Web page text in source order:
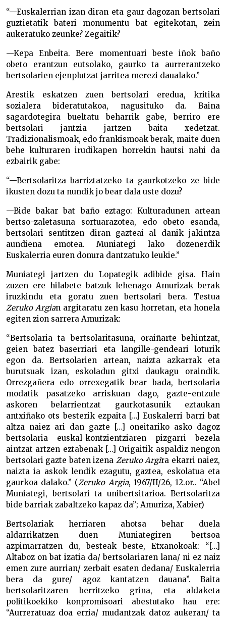
“—Euskalerrian izan diran eta gaur dagozan bertsolari
guztietatik bateri monumentu bat egitekotan, zein
aukeratuko zeunke? Zegaitik?
—Kepa Enbeita. Bere momentuari beste iñok baño
obeto erantzun eutsolako, gaurko ta aurrerantzeko
bertsolarien ejenplutzat jarritea merezi daualako.”
Arestik eskatzen zuen bertsolari eredua, kritika
sozialera bideratutakoa, nagusituko da. Baina
sagardotegira bueltatu beharrik gabe, berriro ere
bertsolari jantzia jartzen baita xedetzat.
Tradizionalismoak, edo frankismoak berak, maite duen
behe kulturaren irudikapen horrekin hautsi nahi da
ezbairik gabe:
“—Bertsolaritza barriztatzeko ta gaurkotzeko ze bide
ikusten dozu ta nundik jo bear dala uste dozu?
—Bide bakar bat baño eztago: Kulturadunen artean
bertso-zaletasuna sortuarazotea, edo obeto esanda,
bertsolari sentitzen diran gazteai al danik jakintza
aundiena emotea. Muniategi lako dozenerdik
Euskalerria euren donura dantzatuko leukie.”
Muniategi jartzen du Lopategik adibide gisa. Hain
zuzen ere hilabete batzuk lehenago Amurizak berak
iruzkindu eta goratu zuen bertsolari bera. Testua
Zeruko Argian argitaratu zen kasu horretan, eta honela
egiten zion sarrera Amurizak:
“Bertsolaria ta bertsolaritasuna, oraiñarte behintzat,
geien batez baserriari eta langille-gendeari loturik
egon da. Bertsolarien artean, naizta azkarrak eta
burutsuak izan, eskoladun gitxi daukagu oraindik.
Orrezgañera edo orrexegatik bear bada, bertsolaria
modatik pasatzeko arriskuan dago, gazte-entzule
askoren belarrientzat gaurkotasunik eztaukan
antxiñako ots besterik ezpaita […] Euskalerri barri bat
altza naiez ari dan gazte […] oneitariko asko dagoz
bertsolaria euskal-kontzientziaren pizgarri bezela
aintzat artzen eztabenak […] Origaitik aspaldiz nengon
bertsolari gazte baten izena Zeruko Argira ekarri naiez,
naizta ia askok lendik ezagutu, gaztea, eskolatua eta
gaurkoa dalako.” (Zeruko Argia, 1967/II/26, 12.or.. “Abel
Muniategi, bertsolari ta unibertsitarioa. Bertsolaritza
bide barriak zabaltzeko kapaz da”; Amuriza, Xabier)
Bertsolariak herriaren ahotsa behar duela
aldarrikatzen duen Muniategiren bertsoa
azpimarratzen du, besteak beste, Etxanokoak: “[…]
Altaboz on bat izatia da/ bertsolariaren lana/ ni ez naiz
emen zure aurrian/ zerbait esaten dedana/ Euskalerria
bera da gure/ agoz kantatzen dauana”. Baita
bertsolaritzaren berritzeko grina, eta aldaketa
politikoekiko konpromisoari abestutako hau ere:
“Aurreratuaz doa erria/ mudantzak datoz aukeran/ ta